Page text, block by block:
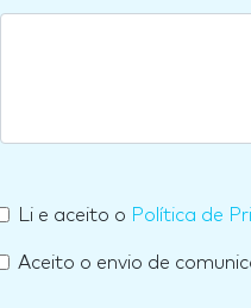
Li e aceito o Política de
Aceito o envio de